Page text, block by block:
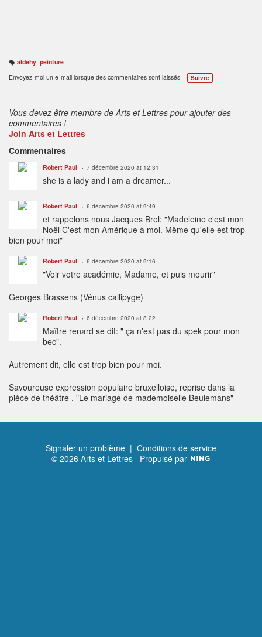
B
ali
s
aldehy, peinture
Envoyez-moi un e-mail lorsque des commentaires sont laissés –
Suivre
Vous devez être membre de Arts et Lettres pour ajouter des
commentaires !
Join Arts et Lettres
Commentaires
Robert Paul 7 décembre 2020 at 12:31
she is a lady and i am a dreamer...
Robert Paul 6 décembre 2020 at 9:49
et rappelons nous Jacques Brel: "Madeleine c'est mon
Noël C'est mon Amérique à moi. Même qu'elle est trop
bien pour moi"
Robert Paul 6 décembre 2020 at 9:16
"Voir votre académie, Madame, et puis mourir"
Georges Brassens (Vénus callipyge)
Robert Paul 6 décembre 2020 at 8:22
Maître renard se dit: " ça n'est pas du spek pour mon
bec".
Autrement dit, elle est trop bien pour moi.
Savoureuse expression populaire bruxelloise, reprise dans la
pièce de théâtre , "Le mariage de mademoiselle Beulemans"
Signaler un problème | Conditions de service
© 2026 Arts et Lettres Propulsé par